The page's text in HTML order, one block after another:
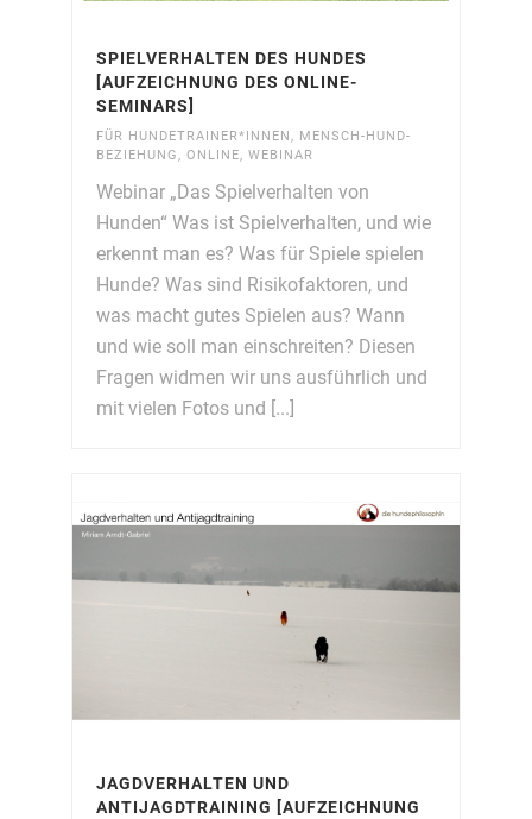
SPIELVERHALTEN DES HUNDES
[AUFZEICHNUNG DES ONLINE-
SEMINARS]
FÜR HUNDETRAINER*INNEN
MENSCH-HUND-
BEZIEHUNG
ONLINE WEBINAR
Webinar „Das Spielverhalten von
Hunden“ Was ist Spielverhalten, und wie
erkennt man es? Was für Spiele spielen
Hunde? Was sind Risikofaktoren, und
was macht gutes Spielen aus? Wann
und wie soll man einschreiten? Diesen
Fragen widmen wir uns ausführlich und
mit vielen Fotos und [...]
JAGDVERHALTEN UND
ANTIJAGDTRAINING [AUFZEICHNUNG